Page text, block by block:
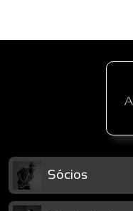
Sócios